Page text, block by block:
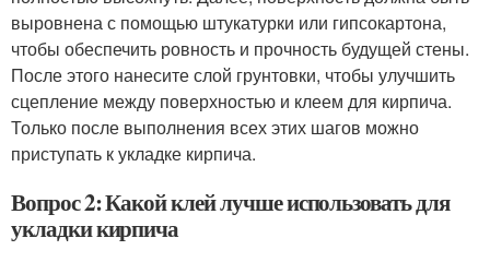
выровнена с помощью штукатурки или гипсокартона,
чтобы обеспечить ровность и прочность будущей стены.
После этого нанесите слой грунтовки, чтобы улучшить
сцепление между поверхностью и клеем для кирпича.
Только после выполнения всех этих шагов можно
приступать к укладке кирпича.
Вопрос 2: Какой клей лучше использовать для
укладки кирпича